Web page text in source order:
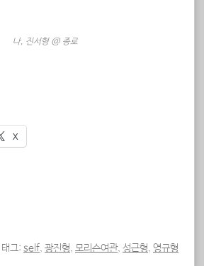
나, 진서형 @ 종로
X
태그: self, 광진형, 모리슨여관, 성근형, 영규형